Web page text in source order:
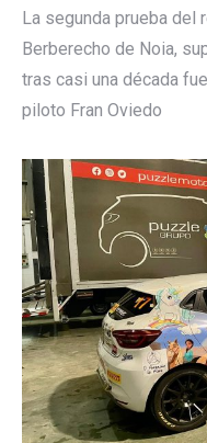
La segunda prueba del
Berberecho de Noia,
tras casi una década
piloto Fran Oviedo